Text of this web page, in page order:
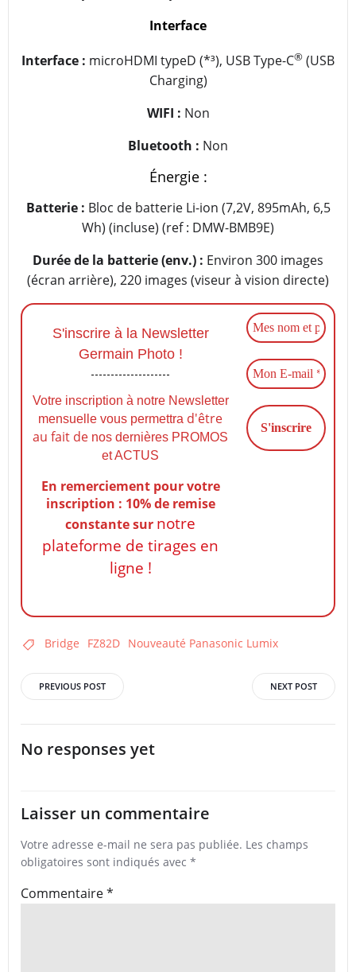
Interface
Interface : microHDMI typeD (*³), USB Type-C® (USB
Charging)
WIFI : Non
Bluetooth : Non
Énergie :
Batterie : Bloc de batterie Li-ion (7,2V, 895mAh, 6,5
Wh) (incluse) (ref : DMW-BMB9E)
Durée de la batterie (env.) : Environ 300 images
(écran arrière), 220 images (viseur à vision directe)
S'inscrire à la Newsletter
Germain Photo !
Votre inscription à notre Newsletter
mensuelle vous permettra d'être
au fait de nos dernières PROMOS
et ACTUS
En remerciement pour votre
inscription : 10% de remise
constantesur notre
plateforme de tirages en
ligne !
Bridge FZ82D Nouveauté Panasonic Lumix
Post
navigation
PREVIOUS POST
navigation
NEXT POST
No responses yet
Laisser un commentaire
Votre adresse e-mail ne sera pas publiée. Les champs
obligatoires sont indiqués avec *
Commentaire*